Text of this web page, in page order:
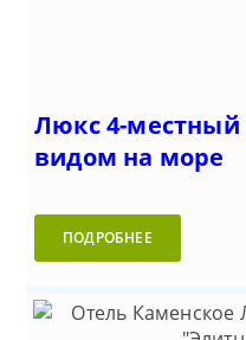
Люкс 4-местный
видом на море
ПОДРОБНЕЕ